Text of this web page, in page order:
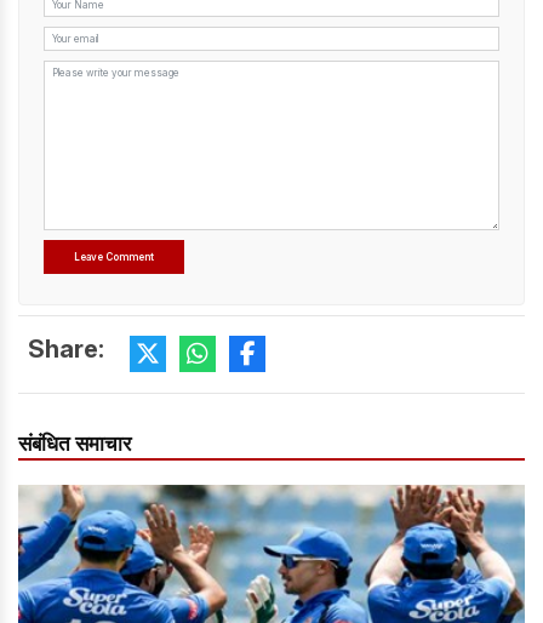
Share:
संबंधित समाचार